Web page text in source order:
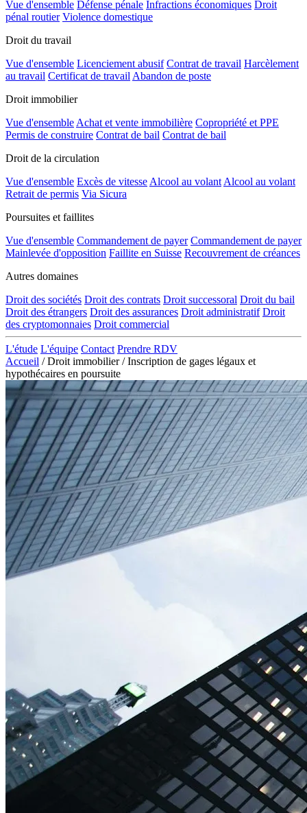
Vue d'ensemble Défense pénale Infractions économiques Droit
pénal routier Violence domestique
Droit du travail
Vue d'ensemble Licenciement abusif Contrat de travail Harcèlement
au travail Certificat de travail Abandon de poste
Droit immobilier
Vue d'ensemble Achat et vente immobilière Copropriété et PPE
Permis de construire Contrat de bail Contrat de bail
Droit de la circulation
Vue d'ensemble Excès de vitesse Alcool au volant Alcool au volant
Retrait de permis Via Sicura
Poursuites et faillites
Vue d'ensemble Commandement de payer Commandement de payer
Mainlevée d'opposition Faillite en Suisse Recouvrement de créances
Autres domaines
Droit des sociétés Droit des contrats Droit successoral Droit du bail
Droit des étrangers Droit des assurances Droit administratif Droit
des cryptomonnaies Droit commercial
L'étude L'équipe Contact Prendre RDV
Accueil / Droit immobilier / Inscription de gages légaux et
hypothécaires en poursuite